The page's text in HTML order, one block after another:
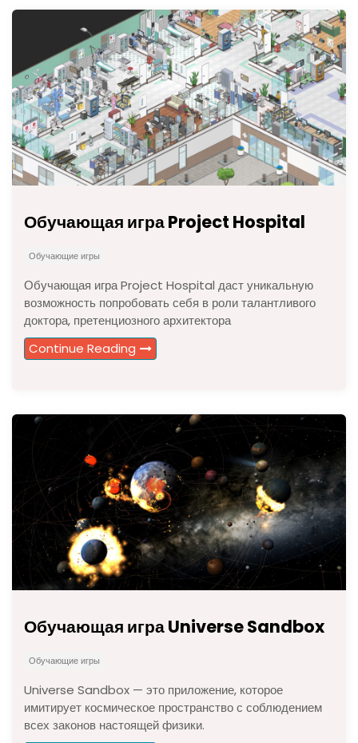
Обучающая игра Project Hospital
Обучающие игры
Обучающая игра Project Hospital даст уникальную
возможность попробовать себя в роли талантливого
доктора, претенциозного архитектора
Continue Reading
Обучающая игра Universe Sandbox
Обучающие игры
Universe Sandbox — это приложение, которое
имитирует космическое пространство с соблюдением
всех законов настоящей физики.